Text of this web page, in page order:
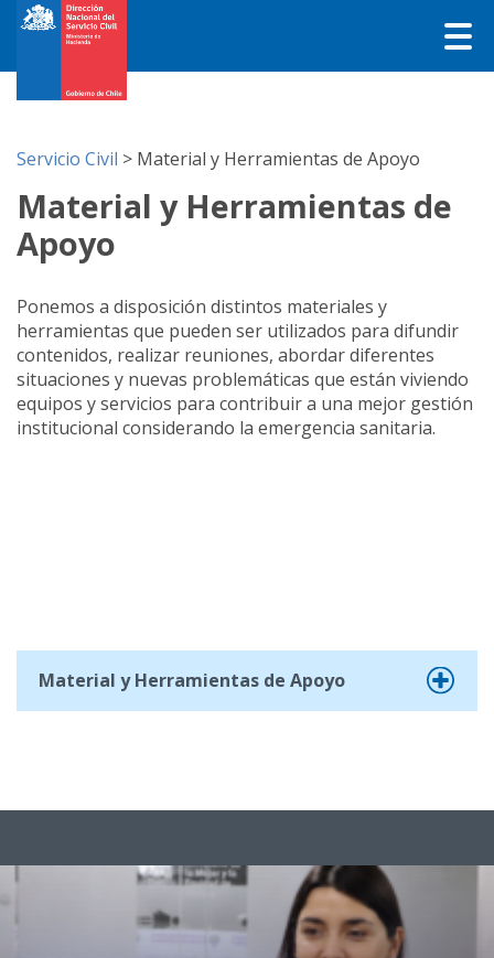
Servicio Civil > Material y Herramientas de Apoyo
Material y Herramientas de
Apoyo
Ponemos a disposición distintos materiales y
herramientas que pueden ser utilizados para difundir
contenidos, realizar reuniones, abordar diferentes
situaciones y nuevas problemáticas que están viviendo
equipos y servicios para contribuir a una mejor gestión
institucional considerando la emergencia sanitaria.
Material y Herramientas de Apoyo